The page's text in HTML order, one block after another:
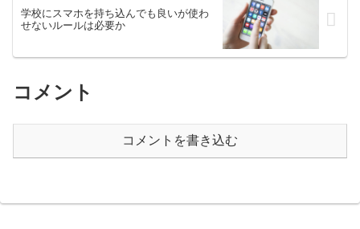
学校にスマホを持ち込んでも良いが使わ
せないルールは必要か
コメント
コメントを書き込む